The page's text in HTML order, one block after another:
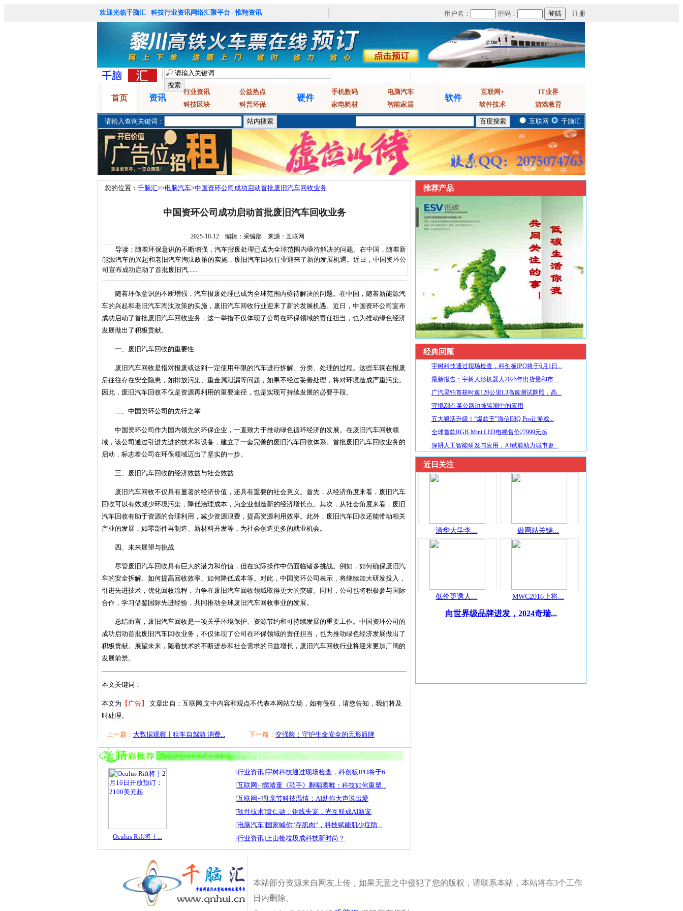
欢迎光临千脑汇 - 科技行业资讯网络汇聚平台 - 惟翔资讯 用户名： 密码： 注册
首页 资讯
行业资讯
公益热点
科技区块
科普环保
硬件
手机数码
电脑汽车
家电耗材
智能家居
软件
互联网+
IT业界
软件技术
游戏教育
请输入查询关键词： 互联网 千脑汇
您的位置： 千脑汇>>电脑汽车>中国资环公司成功启动首批废旧汽车回收业务
中国资环公司成功启动首批废旧汽车回收业务
2025-10-12 编辑：采编部 来源：互联网
导读：随着环保意识的不断增强，汽车报废处理已成为全球范围内亟待解决的问题。在中国，随着新
能源汽车的兴起和老旧汽车淘汰政策的实施，废旧汽车回收行业迎来了新的发展机遇。近日，中国资环公
司宣布成功启动了首批废旧汽......
随着环保意识的不断增强，汽车报废处理已成为全球范围内亟待解决的问题。在中国，随着新能源汽
车的兴起和老旧汽车淘汰政策的实施，废旧汽车回收行业迎来了新的发展机遇。近日，中国资环公司宣布
成功启动了首批废旧汽车回收业务，这一举措不仅体现了公司在环保领域的责任担当，也为推动绿色经济
发展做出了积极贡献。
一、废旧汽车回收的重要性
废旧汽车回收是指对报废或达到一定使用年限的汽车进行拆解、分类、处理的过程。这些车辆在报废
后往往存在安全隐患，如排放污染、重金属泄漏等问题，如果不经过妥善处理，将对环境造成严重污染。
因此，废旧汽车回收不仅是资源再利用的重要途径，也是实现可持续发展的必要手段。
二、中国资环公司的先行之举
中国资环公司作为国内领先的环保企业，一直致力于推动绿色循环经济的发展。在废旧汽车回收领
域，该公司通过引进先进的技术和设备，建立了一套完善的废旧汽车回收体系。首批废旧汽车回收业务的
启动，标志着公司在环保领域迈出了坚实的一步。
三、废旧汽车回收的经济效益与社会效益
废旧汽车回收不仅具有显著的经济价值，还具有重要的社会意义。首先，从经济角度来看，废旧汽车
回收可以有效减少环境污染，降低治理成本，为企业创造新的经济增长点。其次，从社会角度来看，废旧
汽车回收有助于资源的合理利用，减少资源浪费，提高资源利用效率。此外，废旧汽车回收还能带动相关
产业的发展，如零部件再制造、新材料开发等，为社会创造更多的就业机会。
四、未来展望与挑战
尽管废旧汽车回收具有巨大的潜力和价值，但在实际操作中仍面临诸多挑战。例如，如何确保废旧汽
车的安全拆解、如何提高回收效率、如何降低成本等。对此，中国资环公司表示，将继续加大研发投入，
引进先进技术，优化回收流程，力争在废旧汽车回收领域取得更大的突破。同时，公司也将积极参与国际
合作，学习借鉴国际先进经验，共同推动全球废旧汽车回收事业的发展。
总结而言，废旧汽车回收是一项关乎环境保护、资源节约和可持续发展的重要工作。中国资环公司的
成功启动首批废旧汽车回收业务，不仅体现了公司在环保领域的责任担当，也为推动绿色经济发展做出了
积极贡献。展望未来，随着技术的不断进步和社会需求的日益增长，废旧汽车回收行业将迎来更加广阔的
发展前景。
本文关键词：
本文为 【广告】
文章出自：互联网,文中内容和观点不代表本网站立场，如有侵权，请您告知，我们将及
时处理。
上一篇： 大数据观察丨租车自驾游 消费... 下一篇： 交强险：守护生命安全的无形盾牌
Oculus Rift将于...
[行业资讯]宇树科技通过现场检查，科创板IPO将于6...
[互联网+]窦靖童《歌手》翻唱窦唯：科技如何重塑...
[互联网+]母亲节科技温情：AI助你大声说出爱
[软件技术]黄仁勋：铜线失宠，光互联成AI新宠
[电脑汽车]国家喊你“存肌肉”，科技赋能肌少症防...
[行业资讯]上山捡垃圾成科技新时尚？
推荐产品
经典回顾
宇树科技通过现场检查，科创板IPO将于6月1日...
最新报告：宇树人形机器人2025年出货量和市...
广汽昊铂首获时速120公里L3高速测试牌照，高...
守境Z8在某公路边坡监测中的应用
五大狠活升级！“爆款王”海信E8Q Pro让游戏...
全球首款RGB-Mini LED电视售价27999元起
深耕人工智能研发与应用，AI赋能助力城市更...
近日关注
清华大学李... 做网站关键...
低价更诱人... MWC2016上将...
向世界级品牌进发，2024奇瑞...
本站部分资源来自网友上传，如果无意之中侵犯了您的版权，请联系本站，本站将在3个工作
日内删除。